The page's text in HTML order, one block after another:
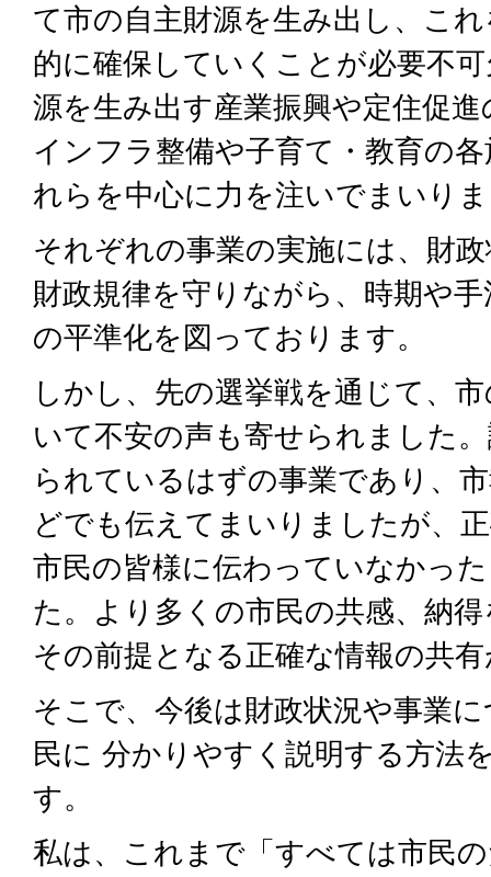
て市の自主財源を生み出し、こ
的に確保していくことが必要不
源を生み出す産業振興や定住促
インフラ整備や子育て・教育の
れらを中心に力を注いでまいり
それぞれの事業の実施には、財
財政規律を守りながら、時期や
の平準化を図っております。
しかし、先の選挙戦を通じて、
いて不安の声も寄せられました
られているはずの事業であり、
どでも伝えてまいりましたが、
市民の皆様に伝わっていなかっ
た。より多くの市民の共感、納
その前提となる正確な情報の共
そこで、今後は財政状況や事業
民に 分かりやすく説明する方法
す。
私は、これまで「すべては市民